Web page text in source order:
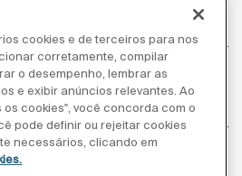
cookies e de terceiros para nos
corretamente, compilar
o desempenho, lembrar as
e exibir anúncios relevantes. Ao
cookies", você concorda com o
pode definir ou rejeitar cookies
necessários, clicando em